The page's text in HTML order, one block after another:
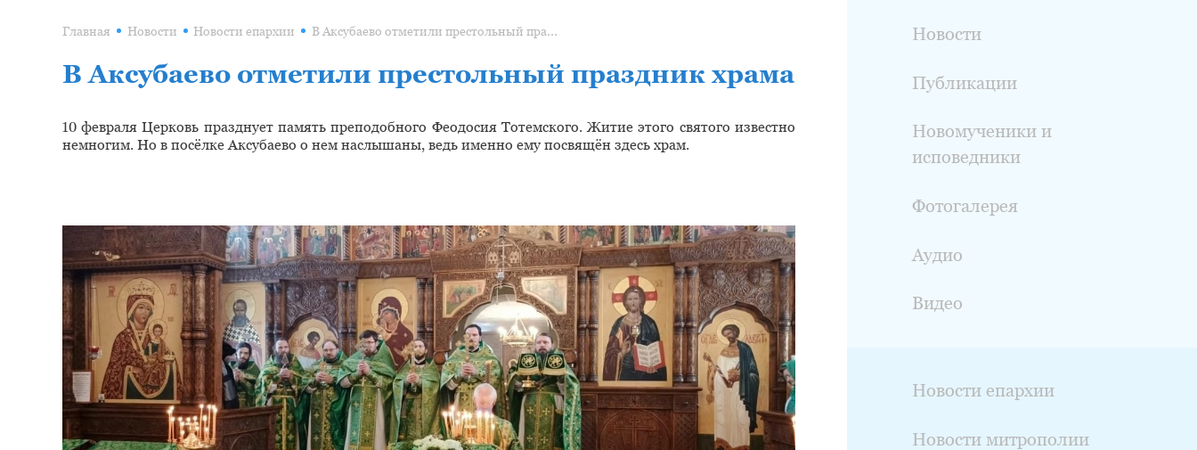
Главная Новости Новости епархии В Аксубаево отметили престольный праздник храма
В Аксубаево отметили престольный праздник храма
10 февраля Церковь празднует память преподобного Феодосия Тотемского. Житие этого святого известно
немногим. Но в посёлке Аксубаево о нем наслышаны, ведь именно ему посвящён здесь храм.
Новости
Публикации
Новомученики и
исповедники
Фотогалерея
Аудио
Видео
Новости епархии
Новости митрополии